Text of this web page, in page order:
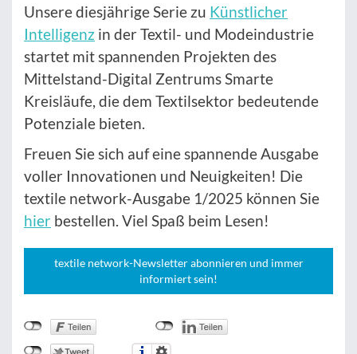
Unsere diesjährige Serie zu Künstlicher
Intelligenz in der Textil- und Modeindustrie
startet mit spannenden Projekten des
Mittelstand-Digital Zentrums Smarte
Kreisläufe, die dem Textilsektor bedeutende
Potenziale bieten.
Freuen Sie sich auf eine spannende Ausgabe
voller Innovationen und Neuigkeiten! Die
textile network-Ausgabe 1/2025 können Sie
hier bestellen. Viel Spaß beim Lesen!
textile network-Newsletter abonnieren und immer
informiert sein!